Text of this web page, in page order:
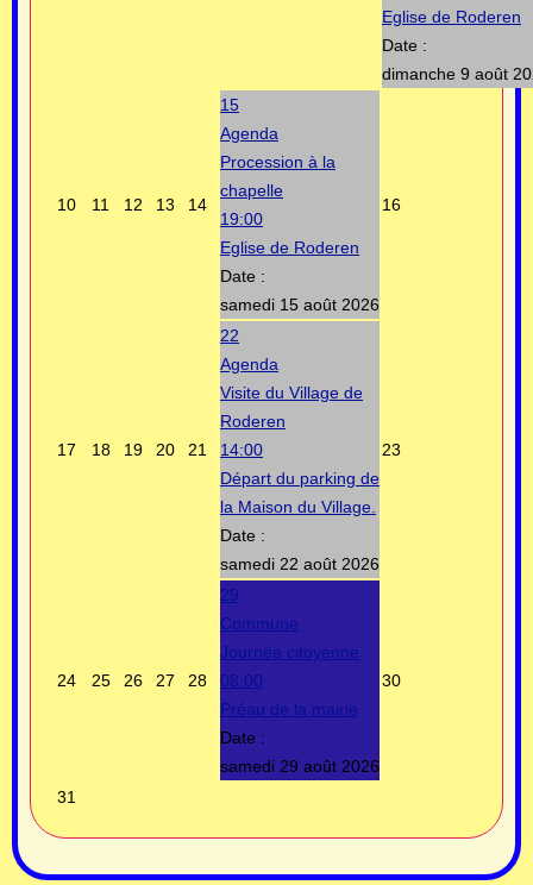
Eglise de Roderen
Date :
dimanche 9 août
10 11 12 13 14
15
Agenda
Procession à la
chapelle
19:00
Eglise de Roderen
Date :
samedi 15 août 2026
16
17 18 19 20 21
22
Agenda
Visite du Village de
Roderen
14:00
Départ du parking de
la Maison du Village.
Date :
samedi 22 août 2026
23
24 25 26 27 28
29
Commune
Journée citoyenne
08:00
Préau de la mairie
Date :
samedi 29 août 2026
30
31